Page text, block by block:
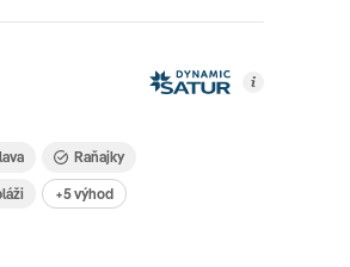
Raňajky
+5 výhod